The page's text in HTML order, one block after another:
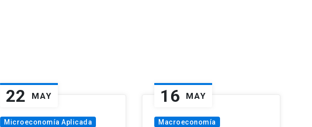
22 MAY
Microeconomía Aplicada
16 MAY
Macroeconomía